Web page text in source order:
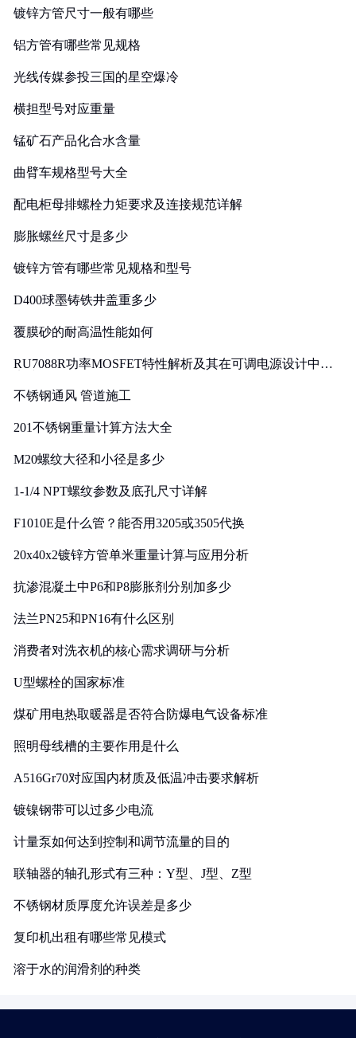
镀锌方管尺寸一般有哪些
铝方管有哪些常见规格
光线传媒参投三国的星空爆冷
横担型号对应重量
锰矿石产品化合水含量
曲臂车规格型号大全
配电柜母排螺栓力矩要求及连接规范详解
膨胀螺丝尺寸是多少
镀锌方管有哪些常见规格和型号
D400球墨铸铁井盖重多少
覆膜砂的耐高温性能如何
RU7088R功率MOSFET特性解析及其在可调电源设计中的
不锈钢通风 管道施工
201不锈钢重量计算方法大全
M20螺纹大径和小径是多少
1-1/4 NPT螺纹参数及底孔尺寸详解
F1010E是什么管？能否用3205或3505代换
20x40x2镀锌方管单米重量计算与应用分析
抗渗混凝土中P6和P8膨胀剂分别加多少
法兰PN25和PN16有什么区别
消费者对洗衣机的核心需求调研与分析
U型螺栓的国家标准
煤矿用电热取暖器是否符合防爆电气设备标准
照明母线槽的主要作用是什么
A516Gr70对应国内材质及低温冲击要求解析
镀镍钢带可以过多少电流
计量泵如何达到控制和调节流量的目的
联轴器的轴孔形式有三种：Y型、J型、Z型
不锈钢材质厚度允许误差是多少
复印机出租有哪些常见模式
溶于水的润滑剂的种类